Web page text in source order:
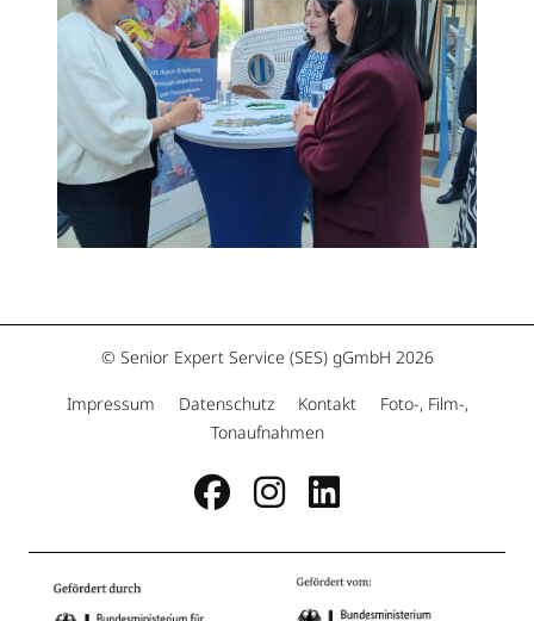
© Senior Expert Service (SES) gGmbH 2026
Impressum Datenschutz Kontakt
Foto-, Film-,
Tonaufnahmen